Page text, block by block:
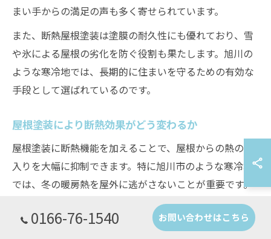
まい手からの満足の声も多く寄せられています。
また、断熱屋根塗装は塗膜の耐久性にも優れており、雪
や氷による屋根の劣化を防ぐ役割も果たします。旭川の
ような寒冷地では、長期的に住まいを守るための有効な
手段として選ばれているのです。
屋根塗装により断熱効果がどう変わるか
屋根塗装に断熱機能を加えることで、屋根からの熱の出
入りを大幅に抑制できます。特に旭川市のような寒冷地
では、冬の暖房熱を屋外に逃がさないことが重要です。
断熱塗料は、屋根表面に特殊な層を形成し、熱伝導を低
減させます。
0166-76-1540 お問い合わせはこちら